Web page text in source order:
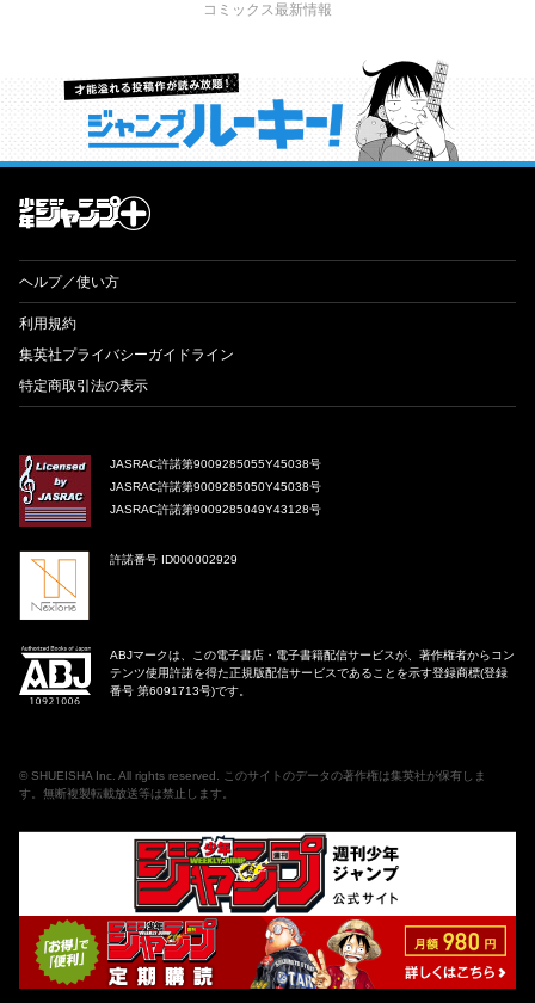
コミックス最新情報
才能溢れる投稿作が読み放題！ ジャンプルーキー！
ヘルプ／使い方
利用規約
集英社プライバシーガイドライン
特定商取引法の表示
JASRAC許諾第9009285055Y45038号
JASRAC許諾第9009285050Y45038号
JASRAC許諾第9009285049Y43128号
許諾番号 ID000002929
ABJマークは、この電子書店・電子書籍配信サービスが、著作権者からコン
テンツ使用許諾を得た正規版配信サービスであることを示す登録商標(登録
番号 第6091713号)です。
© SHUEISHA Inc. All rights reserved. このサイトのデータの著作権は集英社が保有しま
す。無断複製転載放送等は禁止します。